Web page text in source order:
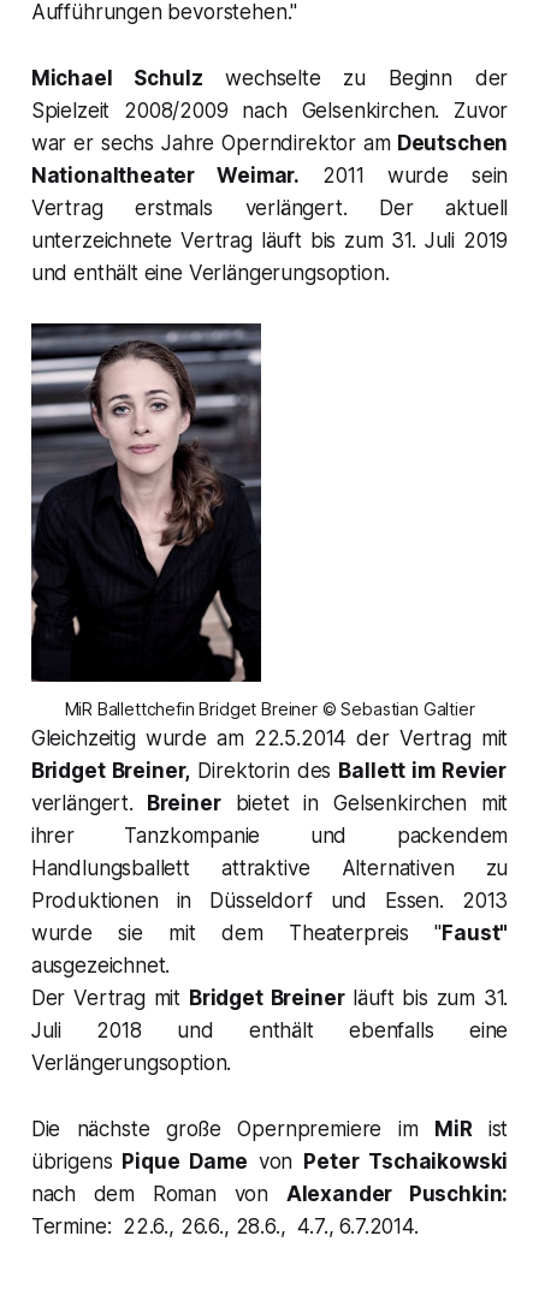
Aufführungen bevorstehen."
Michael Schulz wechselte zu Beginn der
Spielzeit 2008/2009 nach Gelsenkirchen. Zuvor
war er sechs Jahre Operndirektor amDeutschen
Nationaltheater Weimar. 2011 wurde sein
Vertrag erstmals verlängert. Der aktuell
unterzeichnete Vertrag läuft bis zum 31. Juli 2019
und enthält eine Verlängerungsoption.
MiR Ballettchefin Bridget Breiner © Sebastian Galtier
Gleichzeitig wurde am 22.5.2014 der Vertrag mit
Bridget Breiner, Direktorin des Ballett im Revier
verlängert. Breinerbietet in Gelsenkirchen mit
ihrer Tanzkompanie und packendem
Handlungsballett attraktive Alternativen zu
Produktionen in Düsseldorf und Essen. 2013
wurde sie mit dem Theaterpreis "Faust"
ausgezeichnet.
Der Vertrag mit Bridget Breinerläuft bis zum 31.
Juli 2018 und enthält ebenfalls eine
Verlängerungsoption.
Die nächste große Opernpremiere im MiRist
übrigens Pique Dame von Peter Tschaikowski
nach dem Roman von Alexander Puschkin:
Termine: 22.6., 26.6., 28.6., 4.7., 6.7.2014.